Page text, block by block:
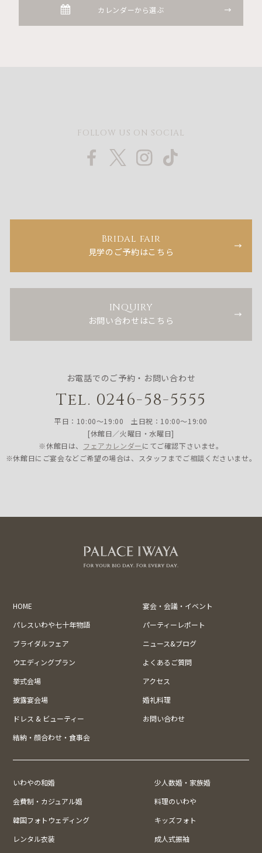
カレンダーから選ぶ
FOLLOW US ON SOCIAL
Bridal fair
見学のご予約はこちら
INQUIRY
お問い合わせはこちら
お電話でのご予約・お問い合わせ
Tel. 0246-58-5555
平日：10:00〜19:00 土日祝：10:00〜19:00
[休館日／火曜日・水曜日]
※休館日は、 フェアカレンダーにてご確認下さいませ。
※休館日にご宴会などご希望の場合は、スタッフまでご相談くださいませ。
HOME
宴会・会議・イベント
パレスいわや七十年物語
パーティーレポート
ブライダルフェア
ニュース&ブログ
ウエディングプラン
よくあるご質問
挙式会場
アクセス
披露宴会場
婚礼料理
ドレス & ビューティー
お問い合わせ
結納・顔合わせ・食事会
いわやの和婚
少人数婚・家族婚
会費制・カジュアル婚
料理のいわや
韓国フォトウェディング
キッズフォト
レンタル衣装
成人式振袖